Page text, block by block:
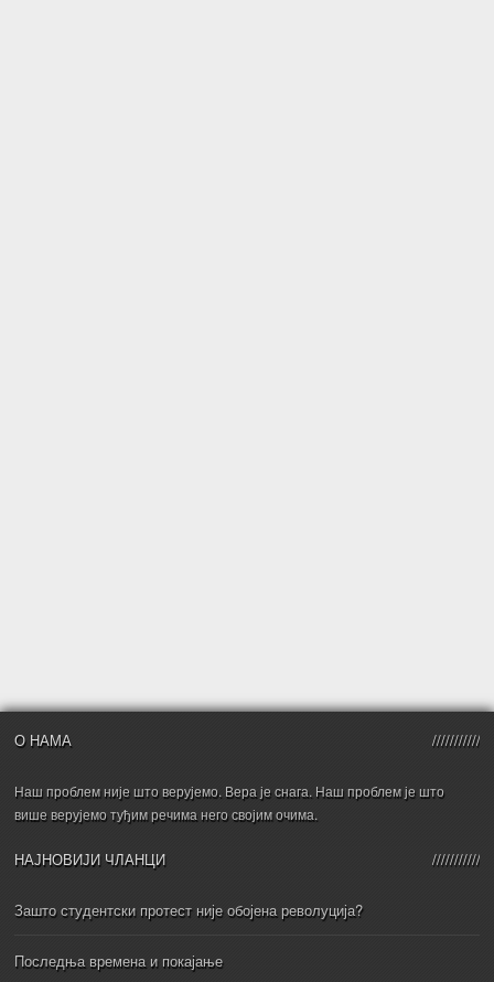
О НАМА
Наш проблем није што верујемо. Вера је снага. Наш проблем је што
више верујемо туђим речима него својим очима.
НАЈНОВИЈИ ЧЛАНЦИ
Зашто студентски протест није обојена револуција?
Последња времена и покајање